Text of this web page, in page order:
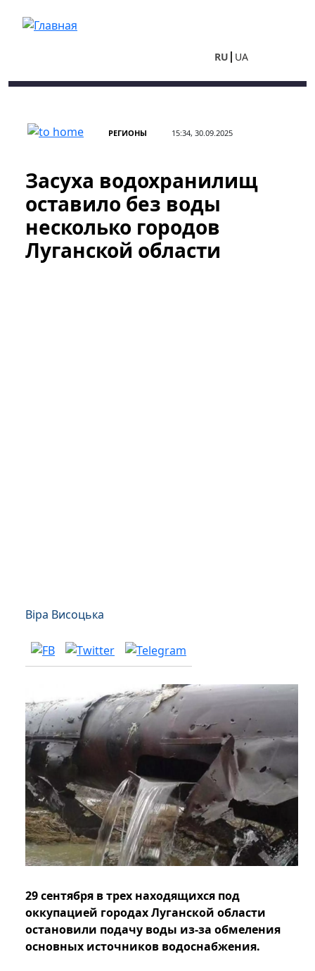
RU UA
РЕГИОНЫ 15:34, 30.09.2025
Засуха водохранилищ
оставило без воды
несколько городов
Луганской области
Віра Висоцька
29 сентября в трех находящихся под
оккупацией городах Луганской области
остановили подачу воды из-за обмеления
основных источников водоснабжения.